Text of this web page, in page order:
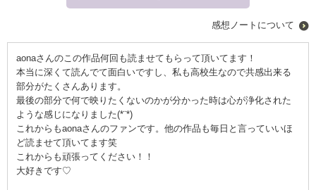
感想ノートについて
aonaさんのこの作品何回も読ませてもらって頂いてます！
本当に深くて読んでて面白いですし、私も高校生なので共感出来る
部分がたくさんあります。
最後の部分で何で映りたくないのかが分かった時は心が浄化された
ような感じになりました(*¨*)
これからもaonaさんのファンです。他の作品も毎日と言っていいほ
ど読ませて頂いてます笑
これからも頑張ってください！！
大好きです♡